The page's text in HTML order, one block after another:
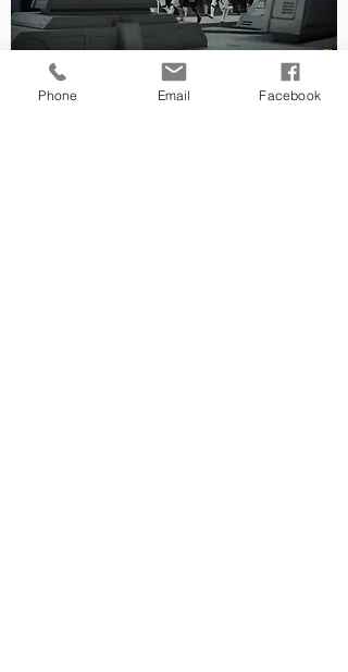
На станции "Канэри Уорф",
спроектированной Норманом Фостером
Phone Email Facebook